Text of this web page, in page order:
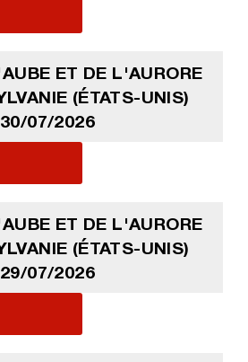
ET DE L'AURORE
(ÉTATS-UNIS)
30/07/2026
ET DE L'AURORE
(ÉTATS-UNIS)
29/07/2026